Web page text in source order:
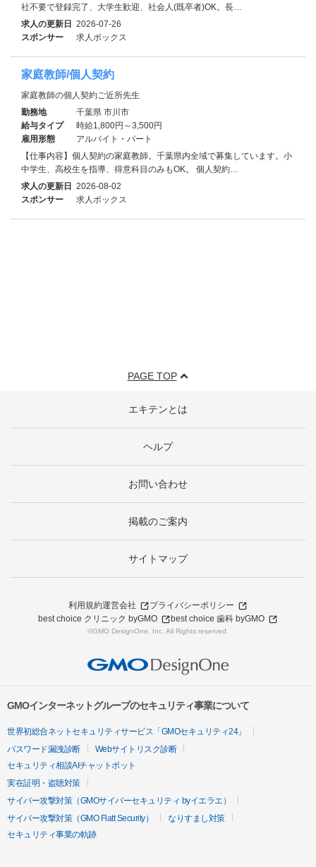
社不要で登録完了、大学生歓迎、社会人(既卒者)OK。長…
求人の更新日 2026-07-26
スポンサー
求人ボックス
家庭教師/個人契約
家庭教師の個人契約ご近所先生
勤務地
千葉県 市川市
給与タイプ
時給1,800円～3,500円
雇用形態
アルバイト・パート
【仕事内容】個人契約の家庭教師。千葉県内全域で募集しています。小
中学生、高校生を指導、得意科目のみもOK。 個人契約…
求人の更新日 2026-08-02
スポンサー
求人ボックス
PAGE TOP
エキテンとは
ヘルプ
お問い合わせ
掲載のご案内
サイトマップ
利用規約運営会社
プライバシーポリシー
best choice クリニック byGMO
best choice 歯科 byGMO
©GMO DesignOne, Inc. All Rights reserved.
GMOインターネットグループのセキュリティ事業について
世界初総合ネットセキュリティサービス「GMOセキュリティ24」
パスワード漏洩診断
Webサイトリスク診断
セキュリティ相談AIチャットボット
実在証明・盗聴対策
サイバー攻撃対策（GMOサイバーセキュリティ byイエラエ）
サイバー攻撃対策（GMO Flatt Security）
なりすまし対策
セキュリティ事業の軌跡